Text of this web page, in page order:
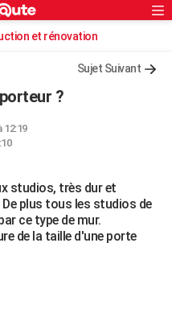
Rechercher
et rénovation
Sujet Suivant
?
12:19
studios, très dur et
plus tous les studios de
ce type de mur.
de la taille d'une porte